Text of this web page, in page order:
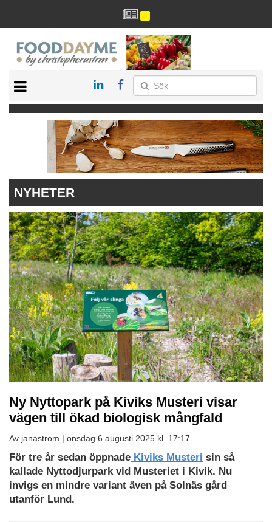
RECEPT
RESTAURANG
NYHETER
Ny Nyttopark på Kiviks Musteri visar
vägen till ökad biologisk mångfald
Av janastrom | onsdag 6 augusti 2025 kl. 17:17
För tre år sedan öppnade Kiviks Musteri sin så
kallade Nyttodjurpark vid Musteriet i Kivik. Nu
invigs en mindre variant även på Solnäs gård
utanför Lund.